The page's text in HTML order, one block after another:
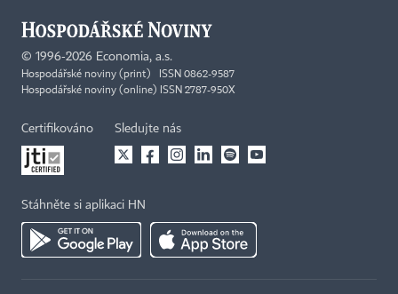
© 1996-2026 Economia, a.s.
Hospodářské noviny (print) ISSN 0862-9587
Hospodářské noviny (online) ISSN 2787-950X
Certifikováno Sledujte nás
Stáhněte si aplikaci HN